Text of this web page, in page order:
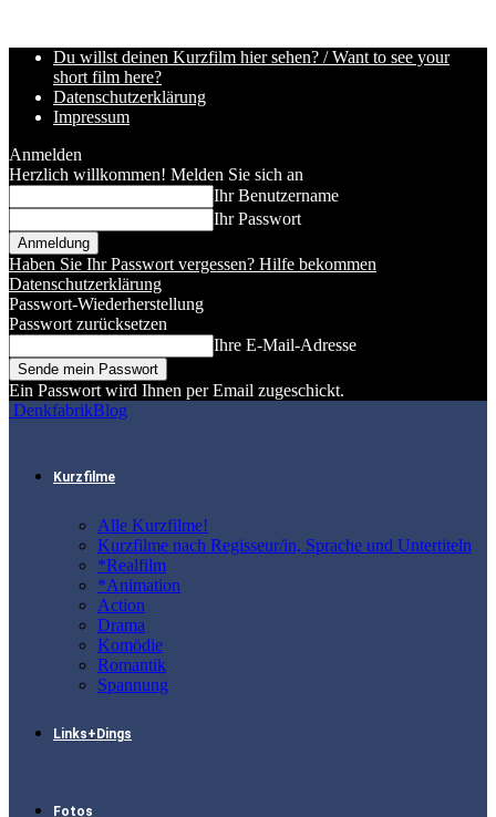
Du willst deinen Kurzfilm hier sehen? / Want to see your
short film here?
Datenschutzerklärung
Impressum
Anmelden
Herzlich willkommen! Melden Sie sich an
Ihr Benutzername
Ihr Passwort
Haben Sie Ihr Passwort vergessen? Hilfe bekommen
Datenschutzerklärung
Passwort-Wiederherstellung
Passwort zurücksetzen
Ihre E-Mail-Adresse
Ein Passwort wird Ihnen per Email zugeschickt.
DenkfabrikBlog
Kurzfilme
Alle Kurzfilme!
Kurzfilme nach Regisseur/in, Sprache und Untertiteln
*Realfilm
*Animation
Action
Drama
Komödie
Romantik
Spannung
Links+Dings
Fotos